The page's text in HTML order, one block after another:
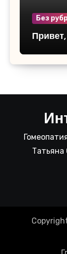
Без
Татьяна